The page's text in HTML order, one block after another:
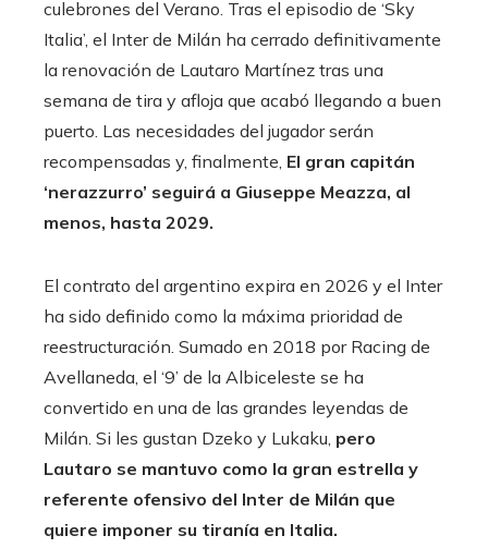
culebrones del Verano. Tras el episodio de ‘Sky
Italia’, el Inter de Milán ha cerrado definitivamente
la renovación de Lautaro Martínez tras una
semana de tira y afloja que acabó llegando a buen
puerto. Las necesidades del jugador serán
recompensadas y, finalmente, El gran capitán
‘nerazzurro’ seguirá a Giuseppe Meazza, al
menos, hasta 2029.
El contrato del argentino expira en 2026 y el Inter
ha sido definido como la máxima prioridad de
reestructuración. Sumado en 2018 por Racing de
Avellaneda, el ‘9’ de la Albiceleste se ha
convertido en una de las grandes leyendas de
Milán. Si les gustan Dzeko y Lukaku, pero
Lautaro se mantuvo como la gran estrella y
referente ofensivo del Inter de Milán que
quiere imponer su tiranía en Italia.